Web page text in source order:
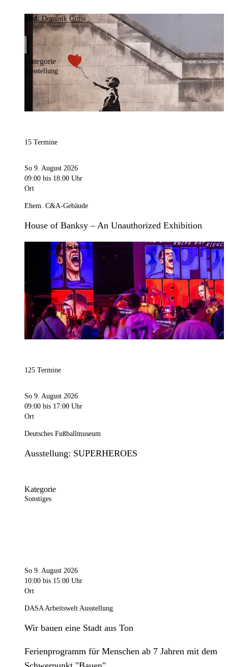
Bild:Dominik Gruss
Kategorie
Ausstellung
15 Termine
So 9. August 2026
09:00 bis 18:00 Uhr
Ort
Ehem. C&A-Gebäude
House of Banksy – An Unauthorized Exhibition
Stephan Schütze
Kategorie
Ausstellung
125 Termine
So 9. August 2026
09:00 bis 17:00 Uhr
Ort
Deutsches Fußballmuseum
Ausstellung: SUPERHEROES
Kategorie
Sonstiges
So 9. August 2026
10:00 bis 15:00 Uhr
Ort
DASA Arbeitswelt Ausstellung
Wir bauen eine Stadt aus Ton
Ferienprogramm für Menschen ab 7 Jahren mit dem